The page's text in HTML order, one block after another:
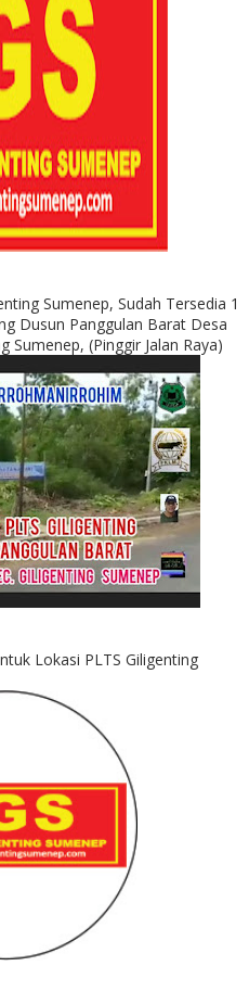
Sumenep, Sudah Tersedia 1
Dusun Panggulan Barat Desa
Sumenep, (Pinggir Jalan Raya)
Lokasi PLTS Giligenting